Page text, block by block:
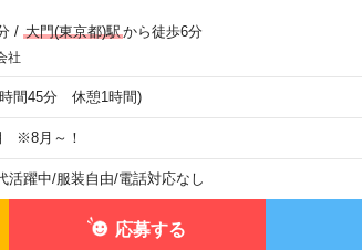
/ 大門(東京都)駅から徒歩6分
社
間45分 休憩1時間)
※8月～！
活躍中/服装自由/電話対応なし
応募する